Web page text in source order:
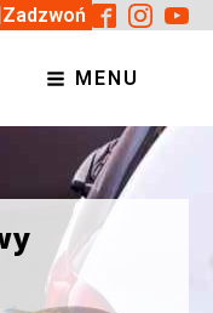
Zadzwoń
MENU